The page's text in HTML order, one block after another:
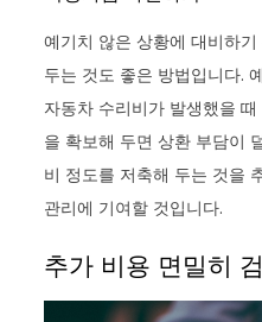
예기치 않은 상황에 대비하
두는 것도 좋은 방법입니다.
자동차 수리비가 발생했을
을 확보해 두면 상환 부담이
비 정도를 저축해 두는 것을
관리에 기여할 것입니다.
추가 비용 면밀히